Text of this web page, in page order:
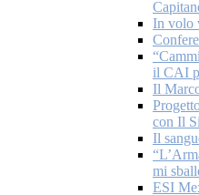
In volo
il CAI
Il
con Il
Il
mi
ESI